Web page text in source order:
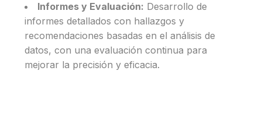
Informes y Evaluación: Desarrollo de
informes detallados con hallazgos y
recomendaciones basadas en el análisis de
datos, con una evaluación continua para
mejorar la precisión y eficacia.